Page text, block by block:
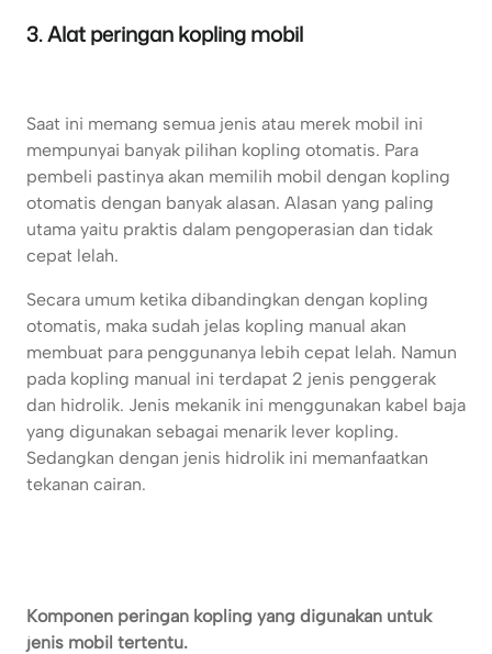
3. Alat peringan kopling mobil
Saat ini memang semua jenis atau merek mobil ini
mempunyai banyak pilihan kopling otomatis. Para
pembeli pastinya akan memilih mobil dengan kopling
otomatis dengan banyak alasan. Alasan yang paling
utama yaitu praktis dalam pengoperasian dan tidak
cepat lelah.
Secara umum ketika dibandingkan dengan kopling
otomatis, maka sudah jelas kopling manual akan
membuat para penggunanya lebih cepat lelah. Namun
pada kopling manual ini terdapat 2 jenis penggerak
dan hidrolik. Jenis mekanik ini menggunakan kabel baja
yang digunakan sebagai menarik lever kopling.
Sedangkan dengan jenis hidrolik ini memanfaatkan
tekanan cairan.
Komponen peringan kopling yang digunakan untuk
jenis mobil tertentu.